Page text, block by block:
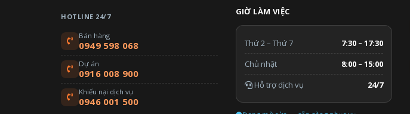
HOTLINE 24/7
Bán hàng
0949 598 068
Dự án
0916 008 900
Khiếu nại dịch vụ
0946 001 500
GIỜ LÀM VIỆC
Thứ 2 – Thứ 7
7:30 – 17:30
Chủ nhật
8:00 – 15:00
Hỗ trợ dịch vụ
24/7